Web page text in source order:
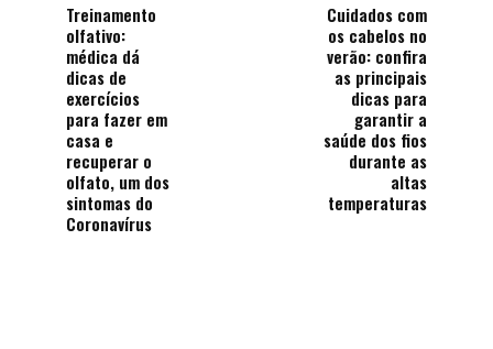
Treinamento
olfativo:
médica dá
dicas de
exercícios
para fazer em
casa e
recuperar o
olfato, um dos
sintomas do
Coronavírus
Cuidados com
os cabelos no
verão: confira
as principais
dicas para
garantir a
saúde dos fios
durante as
altas
temperaturas